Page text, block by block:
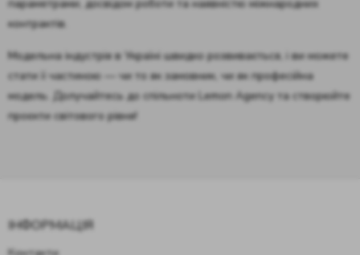
параметрами, досвідом роботи та наявністю міжнародних
контрактів.
Модельна індустрія в Україні швидко розвивається, і ви можете
стати її частиною — чи то як замовник, чи як професійна
модель. Долучайтесь до спільноти Lemon Agency та створюйте
проєкти світового рівня!
ІНФОРМАЦІЯ